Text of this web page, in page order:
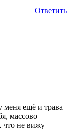
Ответить
меня ещё и трава
массово
что не вижу